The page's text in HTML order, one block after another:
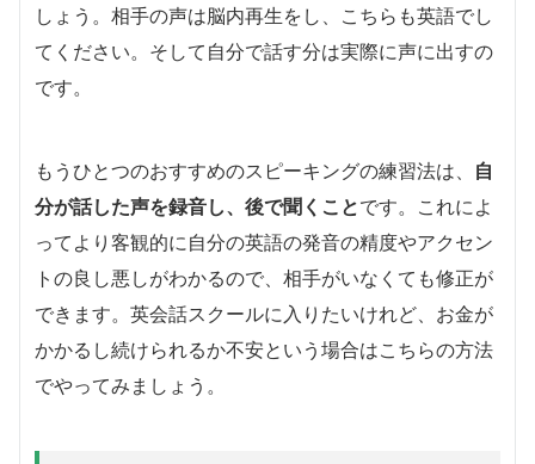
しょう。相手の声は脳内再生をし、こちらも英語でし
てください。そして自分で話す分は実際に声に出すの
です。
もうひとつのおすすめのスピーキングの練習法は、 自
分が話した声を録音し、後で聞くことです。これによ
ってより客観的に自分の英語の発音の精度やアクセン
トの良し悪しがわかるので、相手がいなくても修正が
できます。英会話スクールに入りたいけれど、お金が
かかるし続けられるか不安という場合はこちらの方法
でやってみましょう。